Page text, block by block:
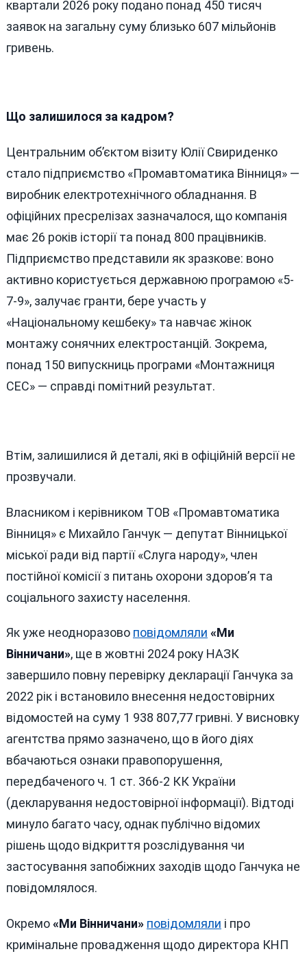
квартали 2026 року подано понад 450 тисяч
заявок на загальну суму близько 607 мільйонів
гривень.
Що залишилося за кадром?
Центральним об’єктом візиту Юлії Свириденко
стало підприємство «Промавтоматика Вінниця» —
виробник електротехнічного обладнання. В
офіційних пресрелізах зазначалося, що компанія
має 26 років історії та понад 800 працівників.
Підприємство представили як зразкове: воно
активно користується державною програмою «5-
7-9», залучає гранти, бере участь у
«Національному кешбеку» та навчає жінок
монтажу сонячних електростанцій. Зокрема,
понад 150 випускниць програми «Монтажниця
СЕС» — справді помітний результат.
Втім, залишилися й деталі, які в офіційній версії не
прозвучали.
Власником і керівником ТОВ «Промавтоматика
Вінниця» є Михайло Ганчук — депутат Вінницької
міської ради від партії «Слуга народу», член
постійної комісії з питань охорони здоров’я та
соціального захисту населення.
Як уже неодноразово повідомляли «Ми
Вінничани», ще в жовтні 2024 року НАЗК
завершило повну перевірку декларації Ганчука за
2022 рік і встановило внесення недостовірних
відомостей на суму 1 938 807,77 гривні. У висновку
агентства прямо зазначено, що в його діях
вбачаються ознаки правопорушення,
передбаченого ч. 1 ст. 366-2 КК України
(декларування недостовірної інформації). Відтоді
минуло багато часу, однак публічно відомих
рішень щодо відкриття розслідування чи
застосування запобіжних заходів щодо Ганчука не
повідомлялося.
Окремо«Ми Вінничани» повідомляли і про
кримінальне провадження щодо директора КНП